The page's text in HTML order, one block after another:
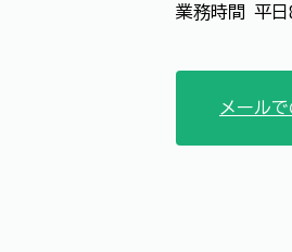
業務時間 平日
メール